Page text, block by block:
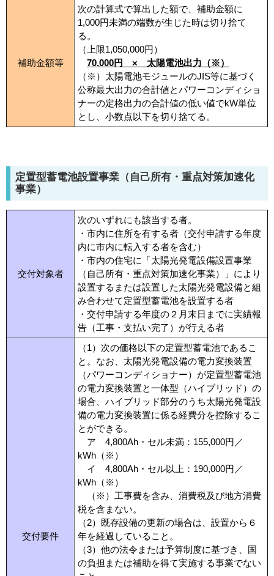
補助金額等
次の計算式で算出した額で、補助金額に
1,000円未満の端数が生じた時は切り捨て
る。
（上限1,050,000円）
70,000円 × 太陽電池出力（※）
（※）太陽電池モジュールのJIS等に基づく
公称最大出力の合計値とパワーコンディショ
ナーの定格出力の合計値の低い値でkW単位
とし、小数点以下を切り捨てる。
定置型蓄電池設置事業（自己所有・重点対策加速化
事業）
交付対象者
次のいずれにも該当する者。
・市内に住所を有する者（交付申請する年度
内に市内に転入する者を含む）
・市内の住宅に「太陽光発電設備設置事業
（自己所有・重点対策加速化事業）」により
設置するまたは設置した太陽光発電設備と組
み合わせて定置型蓄電池を設置する者
・交付申請する年度の２月末日までに実績報
告（工事・支払い完了）が行える者
交付要件
（1）次の価格以下の定置型蓄電池であるこ
と。なお、太陽光発電設備の電力変換装置
（パワーコンディショナー）が定置型蓄電池
の電力変換装置と一体型（ハイブリッド）の
場合、ハイブリッド部分のうち太陽光発電設
備の電力変換装置に係る経費分を控除するこ
とができる。
ア 4,800Ah・セル未満：155,000円／
kWh（※）
イ 4,800Ah・セル以上：190,000円／
kWh（※）
（※）工事費を含み、消費税及び地方消費
税を含まない。
（2）既存設備の更新の場合は、設置から６
年を経過していること。
（3）他の法令または予算制度に基づき、国
の負担または補助を得て実施する事業でない